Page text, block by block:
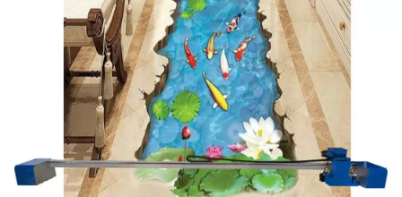
PLAN
PRIVACY
POLICY